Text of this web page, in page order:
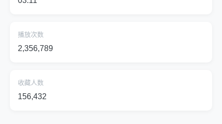
播放次数
2,356,789
收藏人数
156,432